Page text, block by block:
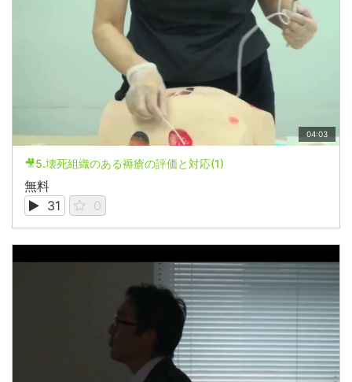
04:03
🎥5.壊死組織のある褥瘡の評価と対応(1)
無料
31
0